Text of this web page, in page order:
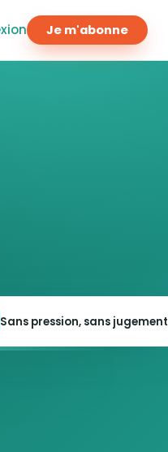
Je m'abonne
Sans pression, sans jugement